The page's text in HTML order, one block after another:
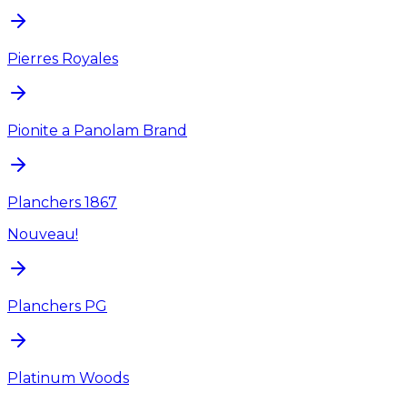
Pierres Royales
Pionite a Panolam Brand
Planchers 1867
Nouveau!
Planchers PG
Platinum Woods